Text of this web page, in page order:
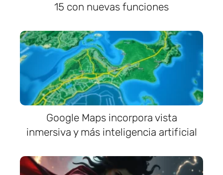
15 con nuevas funciones
Google Maps incorpora vista
inmersiva y más inteligencia artificial